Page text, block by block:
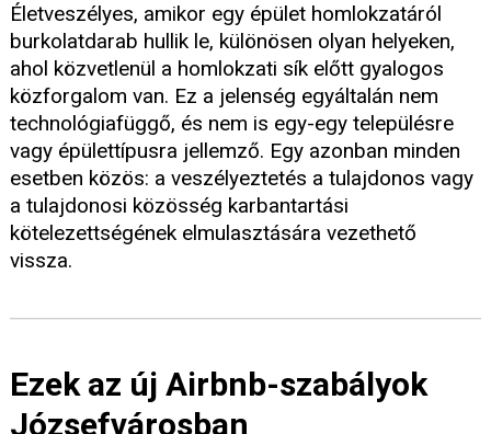
Életveszélyes, amikor egy épület homlokzatáról
burkolatdarab hullik le, különösen olyan helyeken,
ahol közvetlenül a homlokzati sík előtt gyalogos
közforgalom van. Ez a jelenség egyáltalán nem
technológiafüggő, és nem is egy-egy településre
vagy épülettípusra jellemző. Egy azonban minden
esetben közös: a veszélyeztetés a tulajdonos vagy
a tulajdonosi közösség karbantartási
kötelezettségének elmulasztására vezethető
vissza.
Ezek az új Airbnb-szabályok
Józsefvárosban